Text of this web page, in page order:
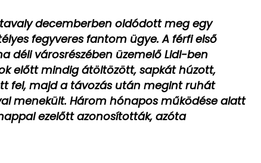
decemberben oldódott meg egy
fegyveres fantom ügye. A férfi első
déli városrészében üzemelő Lidl-ben
előtt mindig átöltözött, sapkát húzott,
fel, majd a távozás után megint ruhát
menekült. Három hónapos működése alatt
ezelőtt azonosították, azóta